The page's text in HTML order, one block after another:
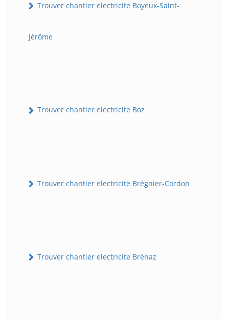
Trouver chantier electricite Boyeux-Saint-
Jérôme
Trouver chantier electricite Boz
Trouver chantier electricite Brégnier-Cordon
Trouver chantier electricite Brénaz